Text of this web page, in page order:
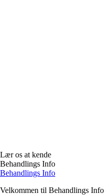
Lær os at kende
Behandlings Info
Behandlings Info
Velkommen til Behandlings Info